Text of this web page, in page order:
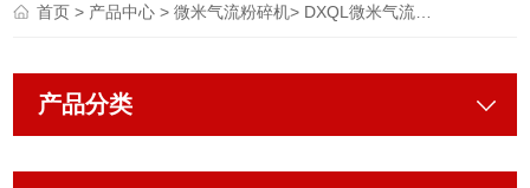
首页> 产品中心>微米气流粉碎机> DXQL微米气流粉碎机
产品分类